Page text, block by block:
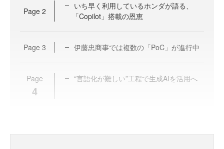
Page 2
いち早く利用しているホンダが語る、
「Copilot」搭載の恩恵
Page 3 伊藤忠商事では複数の「PoC」が進行中
Page
4
“言語化が難しい”工程で生成AIを活用へ